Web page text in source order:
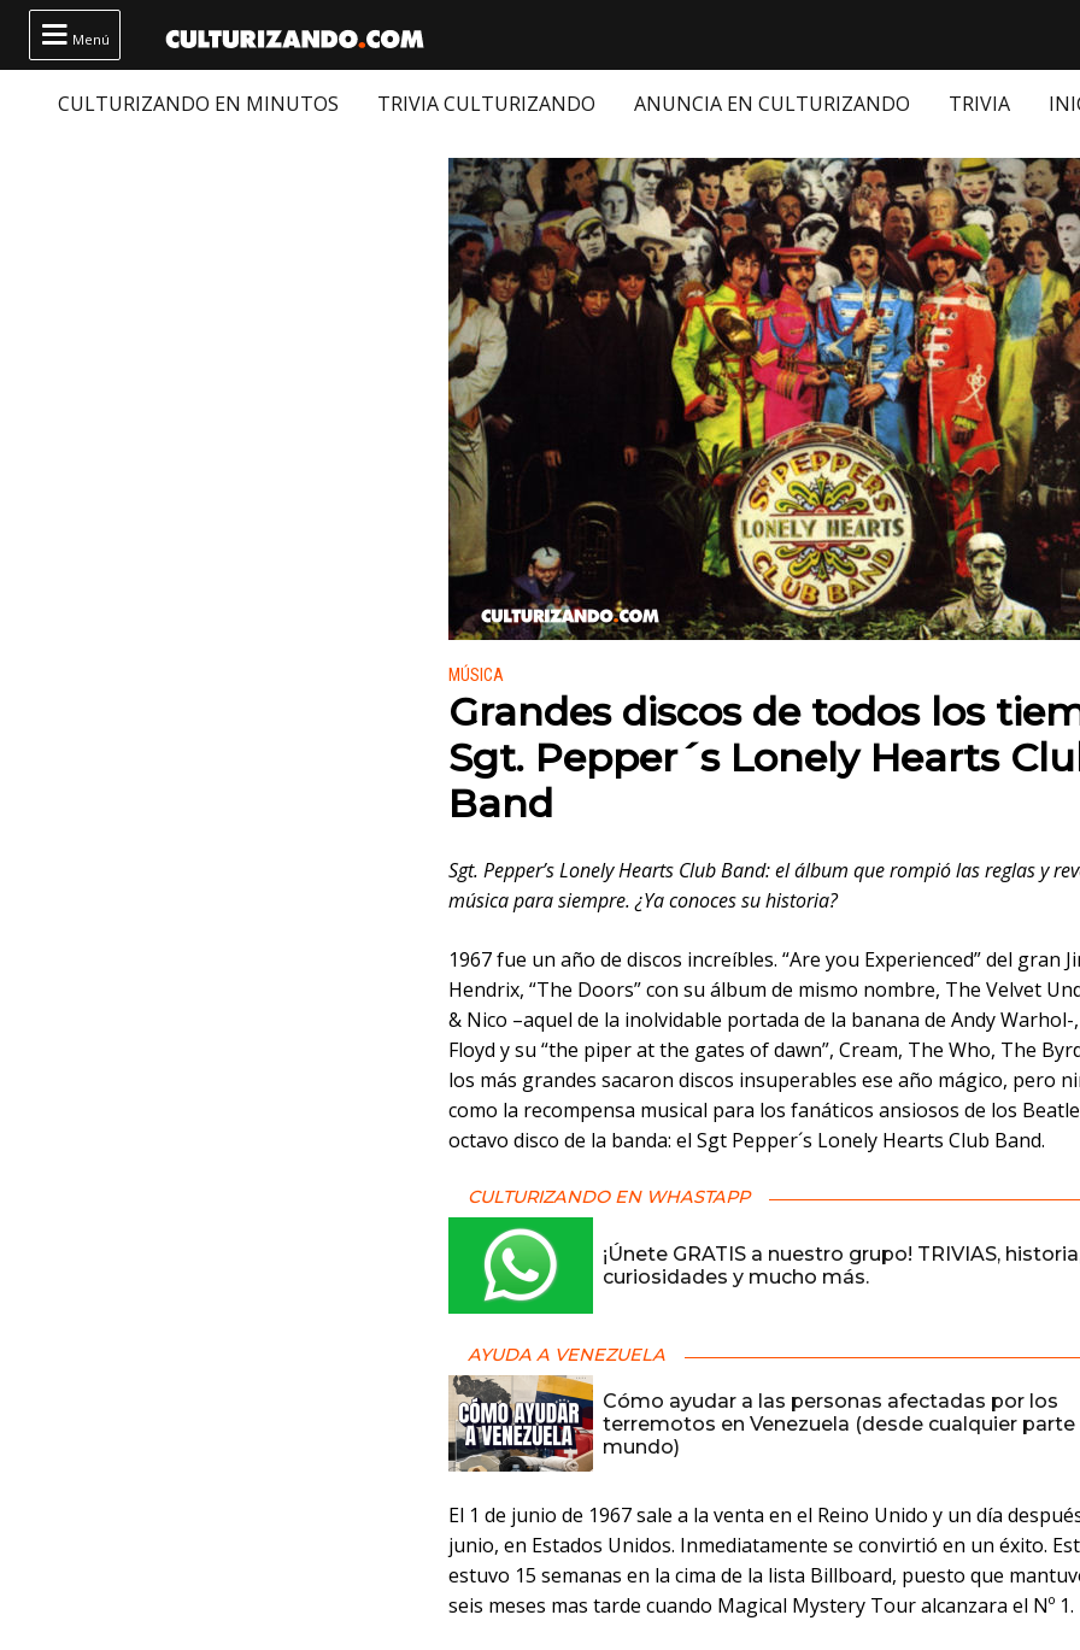
 Menú
CULTURIZANDO EN MINUTOS TRIVIA CULTURIZANDO ANUNCIA EN CULTURIZANDO TRIVIA
Publicado en:
MÚSICA
Grandes discos de todos los
Sgt. Pepper´s Lonely Hearts
Band
Sgt. Pepper’s Lonely Hearts Club Band: el álbum que rompió las reglas y
música para siempre. ¿Ya conoces su historia?
1967 fue un año de discos increíbles. “Are you Experienced” del gran
Hendrix, “The Doors” con su álbum de mismo nombre, The Velvet
& Nico –aquel de la inolvidable portada de la banana de Andy Warhol-
Floyd y su “the piper at the gates of dawn”, Cream, The Who, The
los más grandes sacaron discos insuperables ese año mágico, pero
como la recompensa musical para los fanáticos ansiosos de los
octavo disco de la banda: el Sgt Pepper´s Lonely Hearts Club Band.
CULTURIZANDO EN WHASTAPP
¡Únete GRATIS a nuestro grupo! TRIVIAS,
curiosidades y mucho más.
AYUDA A VENEZUELA
Cómo ayudar a las personas afectadas por los
terremotos en Venezuela (desde cualquier parte
mundo)
El 1 de junio de 1967 sale a la venta en el Reino Unido y un día
junio, en Estados Unidos. Inmediatamente se convirtió en un éxito.
estuvo 15 semanas en la cima de la lista Billboard, puesto que
seis meses mas tarde cuando Magical Mystery Tour alcanzara el Nº 1.